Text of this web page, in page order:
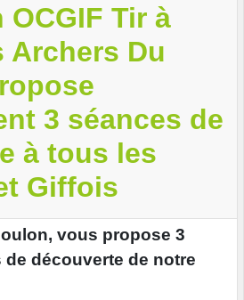
Tir à
Archers Du
3 séances de
à tous les
Giffois
vous propose 3
découverte de notre